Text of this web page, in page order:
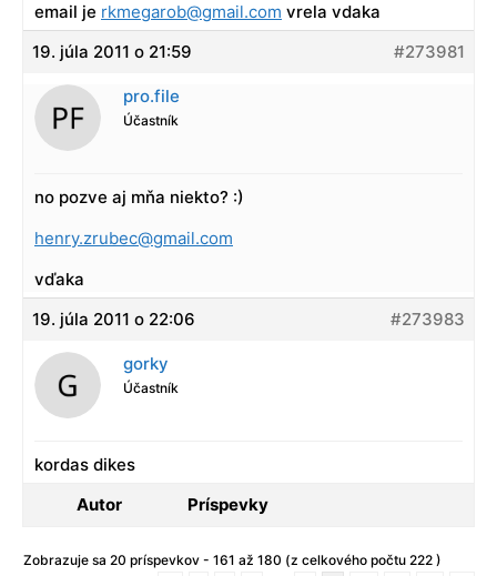
email je rkmegarob@gmail.com vrela vdaka
19. júla 2011 o 21:59
#273981
pro.file
Účastník
no pozve aj mňa niekto? :)
henry.zrubec@gmail.com
vďaka
19. júla 2011 o 22:06
#273983
gorky
Účastník
kordas dikes
Autor
Príspevky
Zobrazuje sa 20 príspevkov - 161 až 180 (z celkového počtu 222 )